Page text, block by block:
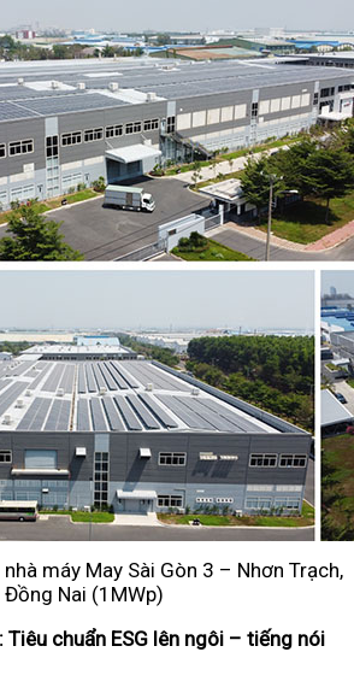
máy May Sài Gòn 3 – Nhơn Trạch,
Đồng Nai (1MWp)
chuẩn ESG lên ngôi – tiếng nói